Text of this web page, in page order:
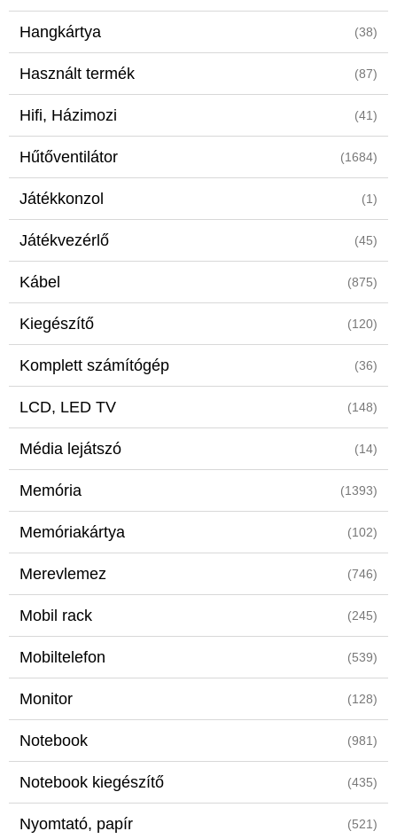
Hangkártya (38)
Használt termék (87)
Hifi, Házimozi (41)
Hűtőventilátor (1684)
Játékkonzol (1)
Játékvezérlő (45)
Kábel (875)
Kiegészítő (120)
Komplett számítógép (36)
LCD, LED TV (148)
Média lejátszó (14)
Memória (1393)
Memóriakártya (102)
Merevlemez (746)
Mobil rack (245)
Mobiltelefon (539)
Monitor (128)
Notebook (981)
Notebook kiegészítő (435)
Nyomtató, papír (521)